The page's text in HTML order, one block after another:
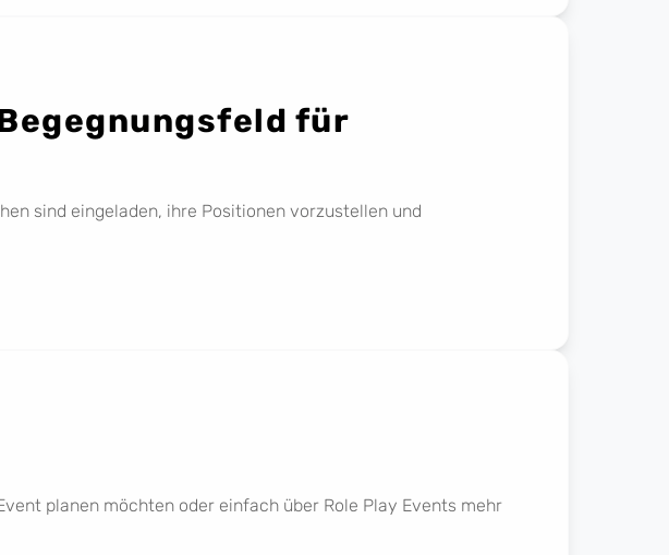
für
sind eingeladen, ihre Positionen vorzustellen und
planen möchten oder einfach über Role Play Events mehr